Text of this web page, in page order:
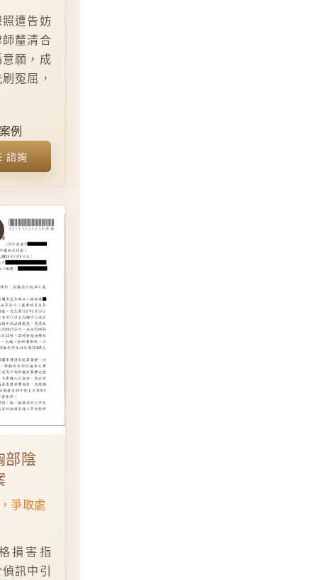
遭告妨
釐清合
願，成
冤屈，
例
諮詢
部陰
爭取處
損害指
訊中引